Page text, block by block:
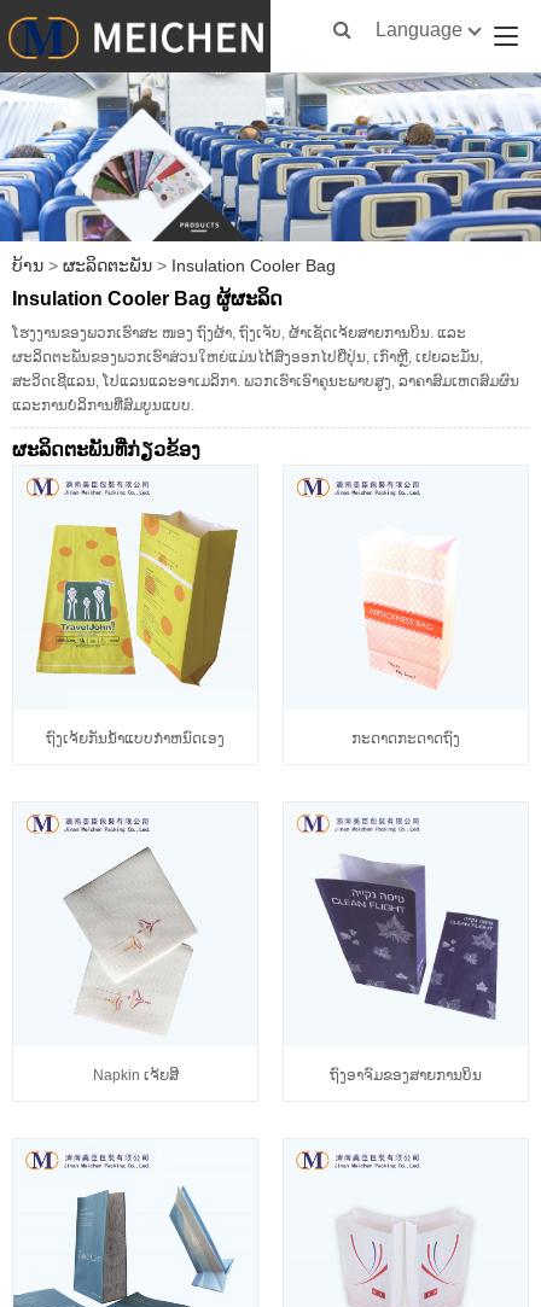
Language
ບ້ານ > ຜະລິດຕະພັນ > Insulation Cooler Bag
Insulation Cooler Bag ຜູ້ຜະລິດ
ໂຮງງານຂອງພວກເຮົາສະ ໜອງ ຖົງຜ້າ, ຖົງເຈັບ, ຜ້າເຊັດເຈ້ຍສາຍການບິນ. ແລະ
ຜະລິດຕະພັນຂອງພວກເຮົາສ່ວນໃຫຍ່ແມ່ນໄດ້ສົ່ງອອກໄປຍີ່ປຸ່ນ, ເກົາຫຼີ, ເຢຍລະມັນ,
ສະວິດເຊີແລນ, ໂປແລນແລະອາເມລິກາ. ພວກເຮົາເອົາຄຸນະພາບສູງ, ລາຄາສົມເຫດສົມຜົນ
ແລະການບໍລິການທີ່ສົມບູນແບບ.
ຜະ​ລິດ​ຕະ​ພັນ​ທີ່​ກ່ຽວ​ຂ້ອງ
ຖົງເຈ້ຍກັນນ້ໍາແບບກໍາຫນົດເອງ ກະດາດກະດາດຖົງ
Napkin ເຈ້ຍສີ ຖົງອາຈົມຂອງສາຍການບິນ